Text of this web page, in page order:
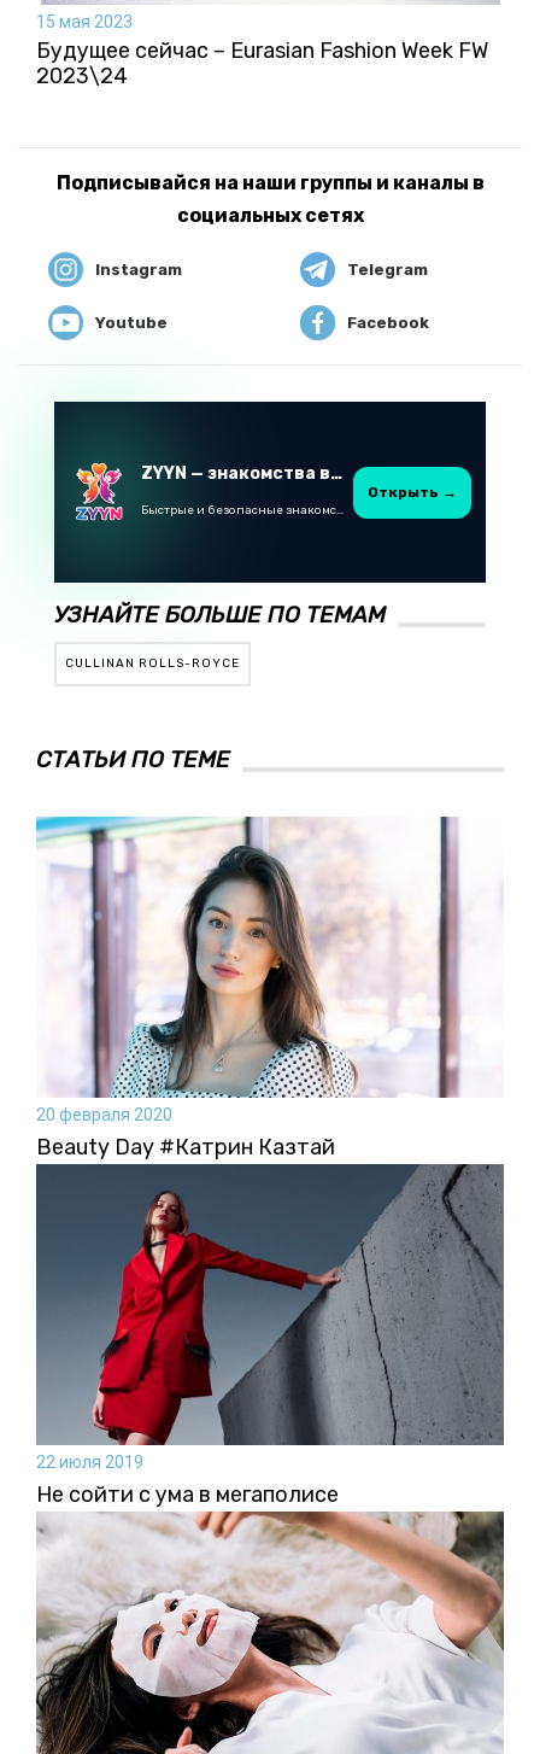
15 мая 2023
Будущее сейчас – Eurasian Fashion Week FW
2023\24
Подписывайся на наши группы и каналы в
социальных сетях
Instagram Telegram
Youtube Facebook
ZYYN — знакомства в Казахстане
Быстрые и безопасные знакомства в Telegram
Открыть →
УЗНАЙТЕ БОЛЬШЕ ПО ТЕМАМ
CULLINAN ROLLS-ROYCE
СТАТЬИ ПО ТЕМЕ
20 февраля 2020
Beauty Day #Катрин Казтай
22 июля 2019
Не сойти с ума в мегаполисе